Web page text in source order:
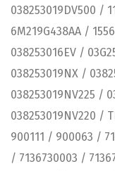
038253019DV500 /
6M219G438AA /
038253016EV /
038253019NX /
038253019NV225 /
038253019NV220 /
900111 / 900063 /
/ 7136730003 /